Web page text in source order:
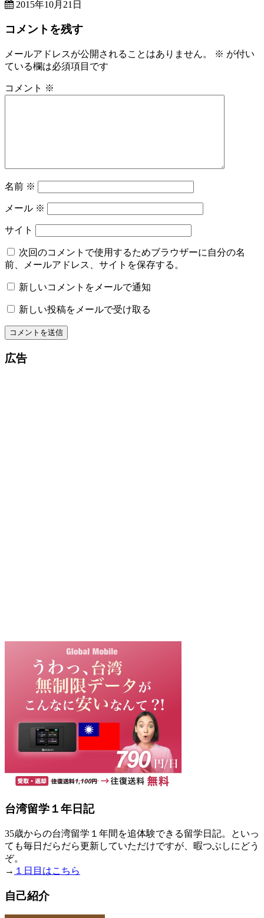
2015年10月21日
コメントを残す
メールアドレスが公開されることはありません。 ※ が付い
ている欄は必須項目です
コメント ※
名前 ※
メール ※
サイト
次回のコメントで使用するためブラウザーに自分の名
前、メールアドレス、サイトを保存する。
新しいコメントをメールで通知
新しい投稿をメールで受け取る
広告
台湾留学１年日記
35歳からの台湾留学１年間を追体験できる留学日記。といっ
ても毎日だらだら更新していただけですが、暇つぶしにどう
ぞ。
→ １日目はこちら
自己紹介